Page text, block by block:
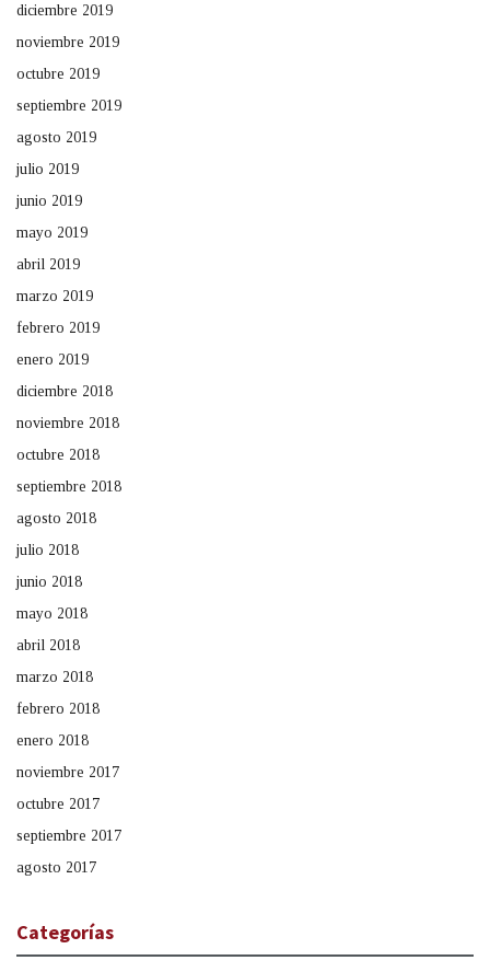
diciembre 2019
noviembre 2019
octubre 2019
septiembre 2019
agosto 2019
julio 2019
junio 2019
mayo 2019
abril 2019
marzo 2019
febrero 2019
enero 2019
diciembre 2018
noviembre 2018
octubre 2018
septiembre 2018
agosto 2018
julio 2018
junio 2018
mayo 2018
abril 2018
marzo 2018
febrero 2018
enero 2018
noviembre 2017
octubre 2017
septiembre 2017
agosto 2017
Categorías